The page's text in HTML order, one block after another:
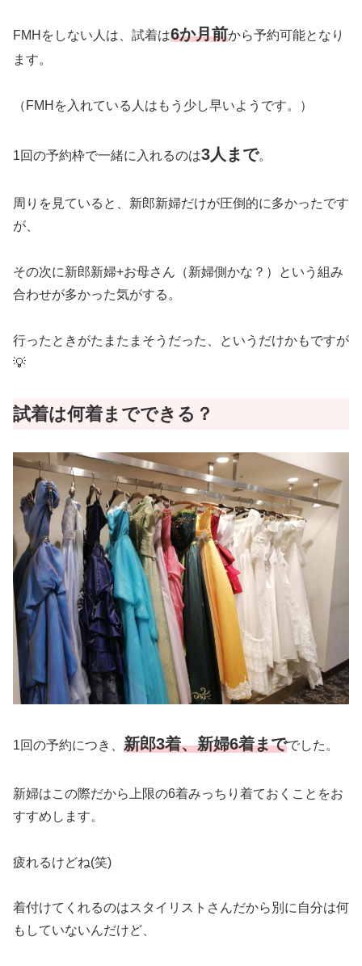
FMHをしない人は、試着は6か月前から予約可能となり
ます。
（FMHを入れている人はもう少し早いようです。）
1回の予約枠で一緒に入れるのは3人まで。
周りを見ていると、新郎新婦だけが圧倒的に多かったです
が、
その次に新郎新婦+お母さん（新婦側かな？）という組み
合わせが多かった気がする。
行ったときがたまたまそうだった、というだけかもですが
💡
試着は何着までできる？
1回の予約につき、 新郎3着、新婦6着まででした。
新婦はこの際だから上限の6着みっちり着ておくことをお
すすめします。
疲れるけどね(笑)
着付けてくれるのはスタイリストさんだから別に自分は何
もしていないんだけど、